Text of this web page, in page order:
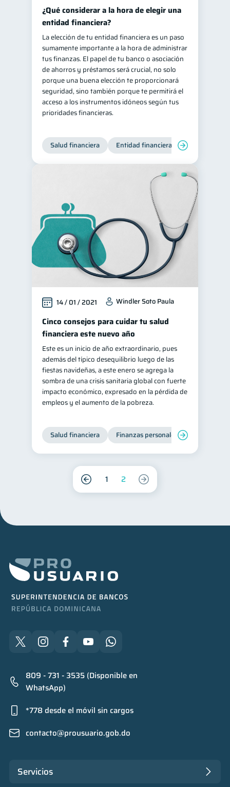
¿Qué considerar a la hora de elegir una
entidad financiera?
La elección de tu entidad financiera es un paso
sumamente importante a la hora de administrar
tus finanzas. El papel de tu banco o asociación
de ahorros y préstamos será crucial, no solo
porque una buena elección te proporcionará
seguridad, sino también porque te permitirá el
acceso a los instrumentos idóneos según tus
prioridades financieras.
Salud financiera Entidad financiera
14 / 01 / 2021 Windler Soto Paula
Cinco consejos para cuidar tu salud
financiera este nuevo año
Este es un inicio de año extraordinario, pues
además del típico desequilibrio luego de las
fiestas navideñas, a este enero se agrega la
sombra de una crisis sanitaria global con fuerte
impacto económico, expresado en la pérdida de
empleos y el aumento de la pobreza.
Salud financiera Finanzas personales
1 2
809 - 731 - 3535 (Disponible en
WhatsApp)
*778 desde el móvil sin cargos
contacto@prousuario.gob.do
Servicios